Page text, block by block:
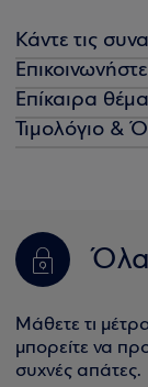
Κάντε τις
Επίκαιρα
Τιμολόγιο &
Όλα
Μάθετε τι
μπορείτε να
συχνές απάτες.